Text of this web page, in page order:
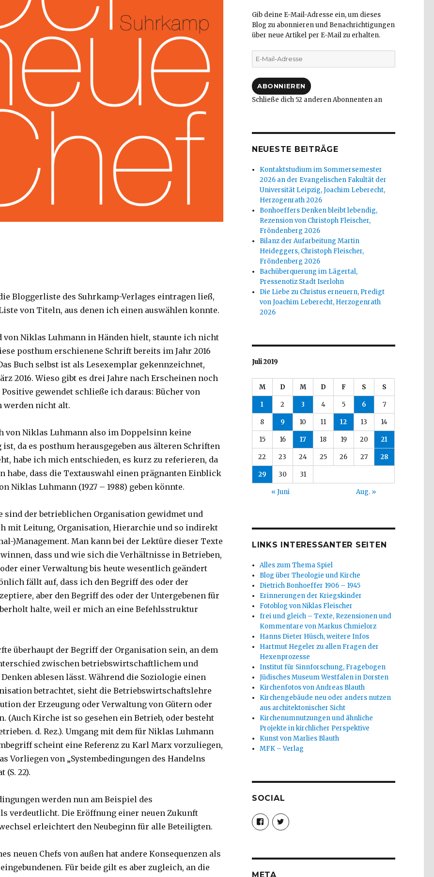
Bloggerliste des Suhrkamp-Verlages eintragen ließ,
von Titeln, aus denen ich einen auswählen konnte.
von Niklas Luhmann in Händen hielt, staunte ich nicht
posthum erschienene Schrift bereits im Jahr 2016
Buch selbst ist als Lesexemplar gekennzeichnet,
2016. Wieso gibt es drei Jahre nach Erscheinen noch
Positive gewendet schließe ich daraus: Bücher von
werden nicht alt.
von Niklas Luhmann also im Doppelsinn keine
da es posthum herausgegeben aus älteren Schriften
habe ich mich entschieden, es kurz zu referieren, da
habe, dass die Textauswahl einen prägnanten Einblick
Niklas Luhmann (1927 – 1988) geben könnte.
sind der betrieblichen Organisation gewidmet und
mit Leitung, Organisation, Hierarchie und so indirekt
)Management. Man kann bei der Lektüre dieser Texte
dass und wie sich die Verhältnisse in Betrieben,
einer Verwaltung bis heute wesentlich geändert
fällt auf, dass ich den Begriff des oder der
aber den Begriff des oder der Untergebenen für
halte, weil er mich an eine Befehlsstruktur
überhaupt der Begriff der Organisation sein, an dem
zwischen betriebswirtschaftlichem und
ablesen lässt. Während die Soziologie einen
betrachtet, sieht die Betriebswirtschaftslehre
der Erzeugung oder Verwaltung von Gütern oder
(Auch Kirche ist so gesehen ein Betrieb, oder besteht
d. Rez.). Umgang mit dem für Niklas Luhmann
scheint eine Referenz zu Karl Marx vorzuliegen,
Vorliegen von „Systembedingungen des Handelns
(S. 22).
werden nun am Beispiel des
verdeutlicht. Die Eröffnung einer neuen Zukunft
erleichtert den Neubeginn für alle Beteiligten.
neuen Chefs von außen hat andere Konsequenzen als
Für beide gilt es aber zugleich, an die
Gib deine E-Mail-Adresse ein, um dieses
Blog zu abonnieren und Benachrichtigungen
über neue Artikel per E-Mail zu erhalten.
E-
Mail-
ABONNIEREN
Schließe dich 52 anderen Abonnenten an
NEUESTE BEITRÄGE
Kontaktstudium im Sommersemester
2026 an der Evangelischen Fakultät der
Universität Leipzig, Joachim Leberecht,
Herzogenrath 2026
Bonhoeffers Denken bleibt lebendig,
Rezension von Christoph Fleischer,
Fröndenberg 2026
Bilanz der Aufarbeitung Martin
Heideggers, Christoph Fleischer,
Fröndenberg 2026
Bachüberquerung im Lägertal,
Pressenotiz Stadt Iserlohn
Die Liebe zu Christus erneuern, Predigt
von Joachim Leberecht, Herzogenrath
2026
Juli 2019
M D M D F S S
1 2 3 4 5 6 7
8 9 10 11 12 13 14
15 16 17 18 19 20 21
22 23 24 25 26 27 28
29 30 31
« Juni Aug. »
LINKS INTERESSANTER SEITEN
Alles zum Thema Spiel
Blog über Theologie und Kirche
Dietrich Bonhoeffer 1906 – 1945
Erinnerungen der Kriegskinder
Fotoblog von Niklas Fleischer
frei und gleich – Texte, Rezensionen und
Kommentare von Markus Chmielorz
Hanns Dieter Hüsch, weitere Infos
Hartmut Hegeler zu allen Fragen der
Hexenprozesse
Institut für Sinnforschung, Fragebogen
Jüdisches Museum Westfalen in Dorsten
Kirchenfotos von Andreas Blauth
Kirchengebäude neu oder anders nutzen
aus architektonischer Sicht
Kirchenumnutzungen und ähnliche
Projekte in kirchlicher Perspektive
Kunst von Marlies Blauth
MFK – Verlag
SOCIAL
Profil
von
christoph.fleischer1
anzeigen
Profil
von
anzeigen
META